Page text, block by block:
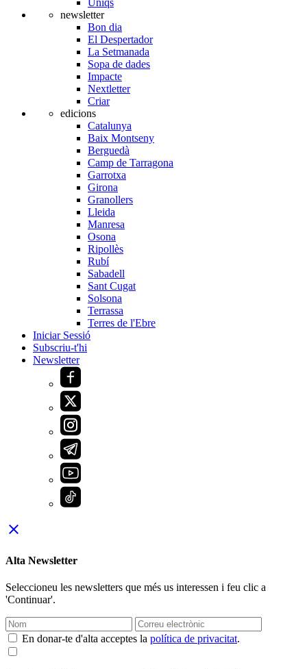
newsletter
Bon dia
El Despertador
La Setmanada
Sopa de dades
Impacte
Nextletter
Criar
edicions
Catalunya
Baix Montseny
Berguedà
Camp de Tarragona
Garrotxa
Girona
Granollers
Lleida
Manresa
Osona
Ripollès
Rubí
Sabadell
Sant Cugat
Solsona
Terrassa
Terres de l'Ebre
Iniciar Sessió
Subscriu-t'hi
Newsletter
close
Alta Newsletter
Seleccioneu les newsletters que més us interessen i feu clic a
'Continuar'.
En donar-te d'alta acceptes la política de privacitat.